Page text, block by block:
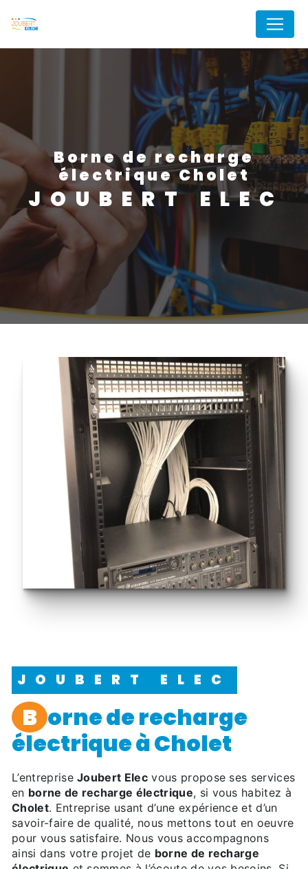
borne de recharge
électrique Cholet
JOUBERT ELEC
JOUBERT ELEC
borne de recharge
électrique à Cholet
L’entrepriseJoubert Elec vous propose ses services
en borne de recharge électrique, si vous habitez à
Cholet. Entreprise usant d’une expérience et d’un
savoir-faire de qualité, nous mettons tout en oeuvre
pour vous satisfaire. Nous vous accompagnons
ainsi dans votre projet de borne de recharge